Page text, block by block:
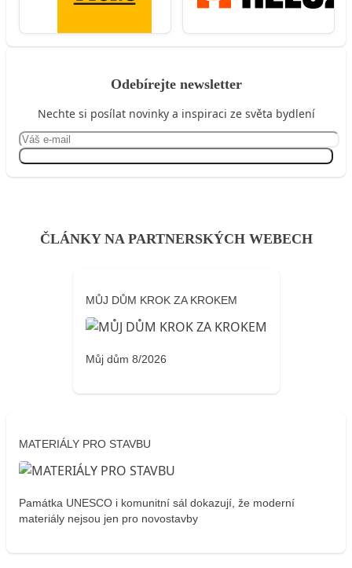
Odebírejte newsletter
Nechte si posílat novinky a inspiraci ze světa bydlení
ČLÁNKY NA PARTNERSKÝCH WEBECH
MŮJ DŮM KROK ZA KROKEM
Můj dům 8/2026
MATERIÁLY PRO STAVBU
Památka UNESCO i komunitní sál dokazují, že moderní
materiály nejsou jen pro novostavby